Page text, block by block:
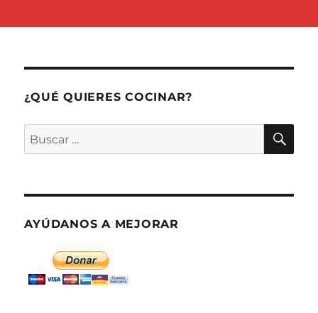
¿QUÉ QUIERES COCINAR?
Buscar
por:
AYÚDANOS A MEJORAR